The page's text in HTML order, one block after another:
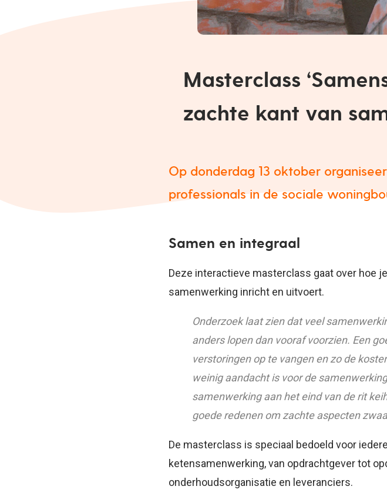
Masterclass
zachte kant van
Op donderdag 13 oktober
professionals in de sociale
Samen en integraal
Deze interactieve masterclass gaat over hoe
samenwerking inricht en uitvoert.
Onderzoek laat zien dat veel
anders lopen dan vooraf voorzien. Een
verstoringen op te vangen en zo de
weinig aandacht is voor de
samenwerking aan het eind van de rit
goede redenen om zachte aspecten
De masterclass is speciaal bedoeld voor
ketensamenwerking, van opdrachtgever tot
onderhoudsorganisatie en leveranciers.